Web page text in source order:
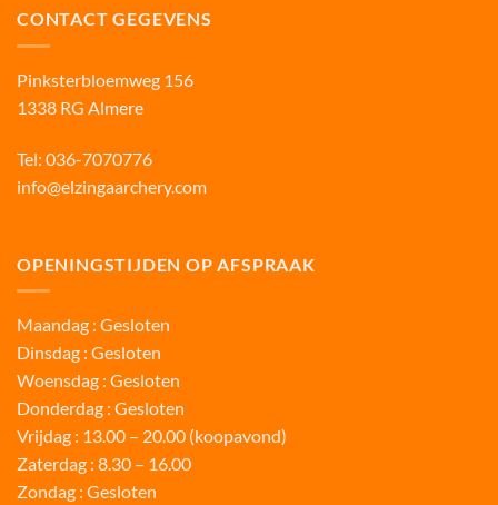
CONTACT GEGEVENS
Pinksterbloemweg 156
1338 RG Almere
Tel: 036-7070776
info@elzingaarchery.com
OPENINGSTIJDEN OP AFSPRAAK
Maandag : Gesloten
Dinsdag : Gesloten
Woensdag : Gesloten
Donderdag : Gesloten
Vrijdag : 13.00 – 20.00 (koopavond)
Zaterdag : 8.30 – 16.00
Zondag : Gesloten